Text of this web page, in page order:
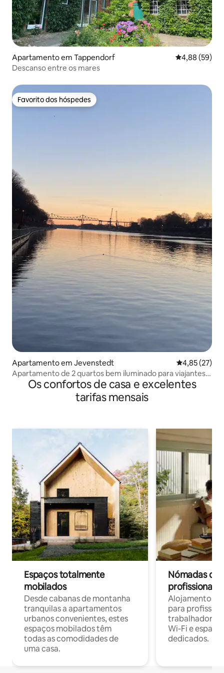
Apartamento em Tappendorf Classificação
4,88 (59)
Descanso entre os mares
Favorito dos hóspedes
Favorito dos hóspedes
Apartamento em Jevenstedt Classificação
4,85 (27)
Apartamento de 2 quartos bem iluminado para viajantes
ou trabalhadores
Os confortos de casa e excelentes
tarifas mensais
Espaços totalmente
mobilados
Desde cabanas de montanha
tranquilas a apartamentos
urbanos convenientes, estes
espaços mobilados têm
todas as comodidades de
uma casa.
Nómadas
profissionais
Alojamentos
para
trabalhadores
Wi-Fi e
dedicados.